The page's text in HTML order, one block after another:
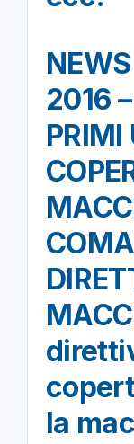
2016
PRIMI
la